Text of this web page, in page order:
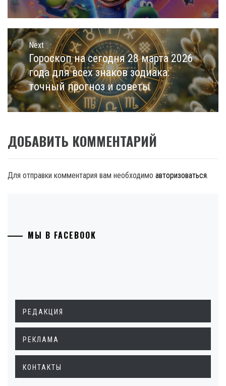
Next
Next
post:
Гороскоп на сегодня 28 марта 2026
года для всех знаков зодиака:
точный прогноз и советы
ДОБАВИТЬ КОММЕНТАРИЙ
Для отправки комментария вам необходимо авторизоваться.
МЫ В FACEBOOK
РЕДАКЦИЯ
РЕКЛАМА
КОНТАКТЫ